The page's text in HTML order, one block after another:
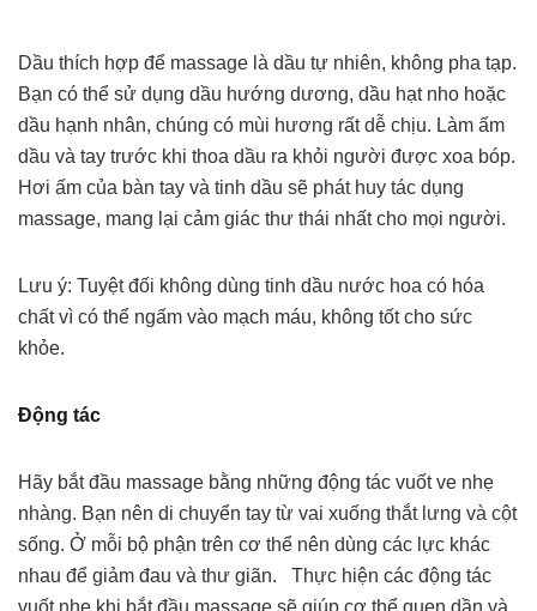
Dầu thích hợp để massage là dầu tự nhiên, không pha tạp.
Bạn có thể sử dụng dầu hướng dương, dầu hạt nho hoặc
dầu hạnh nhân, chúng có mùi hương rất dễ chịu. Làm ấm
dầu và tay trước khi thoa dầu ra khỏi người được xoa bóp.
Hơi ấm của bàn tay và tinh dầu sẽ phát huy tác dụng
massage, mang lại cảm giác thư thái nhất cho mọi người.
Lưu ý: Tuyệt đối không dùng tinh dầu nước hoa có hóa
chất vì có thể ngấm vào mạch máu, không tốt cho sức
khỏe.
Động tác
Hãy bắt đầu massage bằng những động tác vuốt ve nhẹ
nhàng. Bạn nên di chuyển tay từ vai xuống thắt lưng và cột
sống. Ở mỗi bộ phận trên cơ thể nên dùng các lực khác
nhau để giảm đau và thư giãn. Thực hiện các động tác
vuốt nhẹ khi bắt đầu massage sẽ giúp cơ thể quen dần và